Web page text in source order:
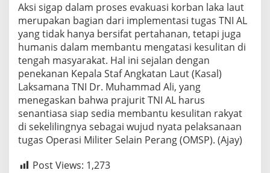
P
o
l
g
a
n
Aksi sigap dalam proses evakuasi korban laka laut
merupakan bagian dari implementasi tugas TNI AL
yang tidak hanya bersifat pertahanan, tetapi juga
humanis dalam membantu mengatasi kesulitan di
tengah masyarakat. Hal ini sejalan dengan
penekanan Kepala Staf Angkatan Laut (Kasal)
Laksamana TNI Dr. Muhammad Ali, yang
menegaskan bahwa prajurit TNI AL harus
senantiasa siap sedia membantu kesulitan rakyat
di sekelilingnya sebagai wujud nyata pelaksanaan
tugas Operasi Militer Selain Perang (OMSP). (Ajay)
Post Views: 1,273